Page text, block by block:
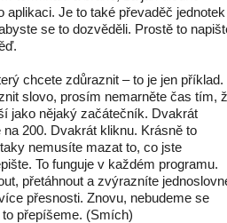
aplikaci. Je to také převaděč
se to dozvěděli. Prostě to
chcete zdůraznit – to je jen příklad.
slovo, prosím nemarněte čas tím,
jako nějaký začátečník. Dvakrát
200. Dvakrát kliknu. Krásně to
nemusíte mazat to, co jste
To funguje v každém programu.
přetáhnout a zvýrazníte
přesnosti. Znovu, nebudeme se
přepíšeme. (Smích)